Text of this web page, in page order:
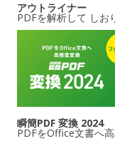
アウトライナー
PDFを解析して しお
瞬簡PDF 変換 2024
PDFをOffice文書へ